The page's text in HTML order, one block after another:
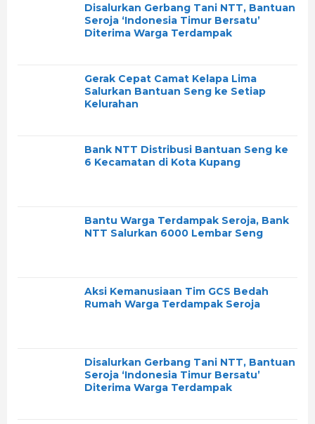
Disalurkan Gerbang Tani NTT, Bantuan
Seroja ‘Indonesia Timur Bersatu’
Diterima Warga Terdampak
Gerak Cepat Camat Kelapa Lima
Salurkan Bantuan Seng ke Setiap
Kelurahan
Bank NTT Distribusi Bantuan Seng ke
6 Kecamatan di Kota Kupang
Bantu Warga Terdampak Seroja, Bank
NTT Salurkan 6000 Lembar Seng
Aksi Kemanusiaan Tim GCS Bedah
Rumah Warga Terdampak Seroja
Disalurkan Gerbang Tani NTT, Bantuan
Seroja ‘Indonesia Timur Bersatu’
Diterima Warga Terdampak